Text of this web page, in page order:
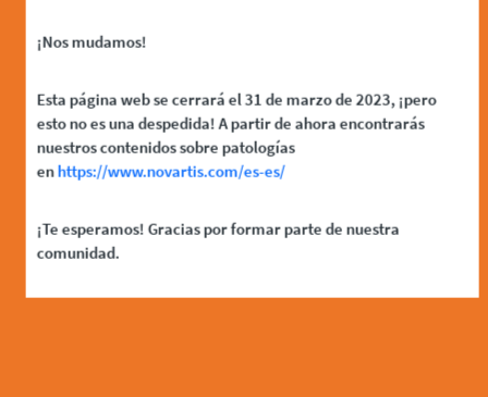
¡Nos mudamos!
Esta página web se cerrará el 31 de marzo de 2023, ¡pero
esto no es una despedida! A partir de ahora encontrarás
nuestros contenidos sobre patologías
enhttps://www.novartis.com/es-es/
¡Te esperamos! Gracias por formar parte de nuestra
comunidad.